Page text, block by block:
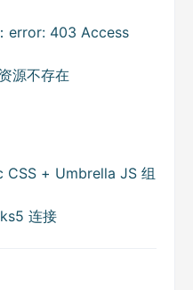
error: 403 Access
源不存在
CSS + Umbrella JS 组
连接